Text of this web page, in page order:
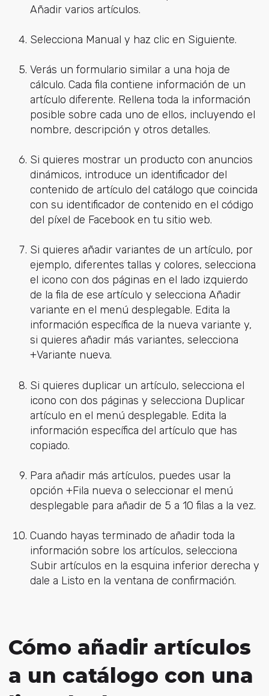
Añadir varios artículos.
Selecciona Manual y haz clic en Siguiente.
Verás un formulario similar a una hoja de
cálculo. Cada fila contiene información de un
artículo diferente. Rellena toda la información
posible sobre cada uno de ellos, incluyendo el
nombre, descripción y otros detalles.
Si quieres mostrar un producto con anuncios
dinámicos, introduce un identificador del
contenido de artículo del catálogo que coincida
con su identificador de contenido en el código
del píxel de Facebook en tu sitio web.
Si quieres añadir variantes de un artículo, por
ejemplo, diferentes tallas y colores, selecciona
el icono con dos páginas en el lado izquierdo
de la fila de ese artículo y selecciona Añadir
variante en el menú desplegable. Edita la
información específica de la nueva variante y,
si quieres añadir más variantes, selecciona
+Variante nueva.
Si quieres duplicar un artículo, selecciona el
icono con dos páginas y selecciona Duplicar
artículo en el menú desplegable. Edita la
información específica del artículo que has
copiado.
Para añadir más artículos, puedes usar la
opción +Fila nueva o seleccionar el menú
desplegable para añadir de 5 a 10 filas a la vez.
Cuando hayas terminado de añadir toda la
información sobre los artículos, selecciona
Subir artículos en la esquina inferior derecha y
dale a Listo en la ventana de confirmación.
Cómo añadir artículos
a un catálogo con una